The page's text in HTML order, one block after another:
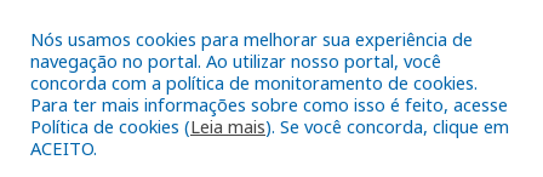
Nós usamos cookies para melhorar sua experiência de
navegação no portal. Ao utilizar nosso portal, você
concorda com a política de monitoramento de cookies.
Para ter mais informações sobre como isso é feito, acesse
Política de cookies (Leia mais). Se você concorda, clique em
ACEITO.
garantindo-lhes o pleno acesso aos conteúdos disponíveis.
Além de validações automáticas, foram realizados testes em
diversos navegadores e através do utilitário de acesso a Internet do
DOSVOX, sistema operacional destinado deficientes visuais.